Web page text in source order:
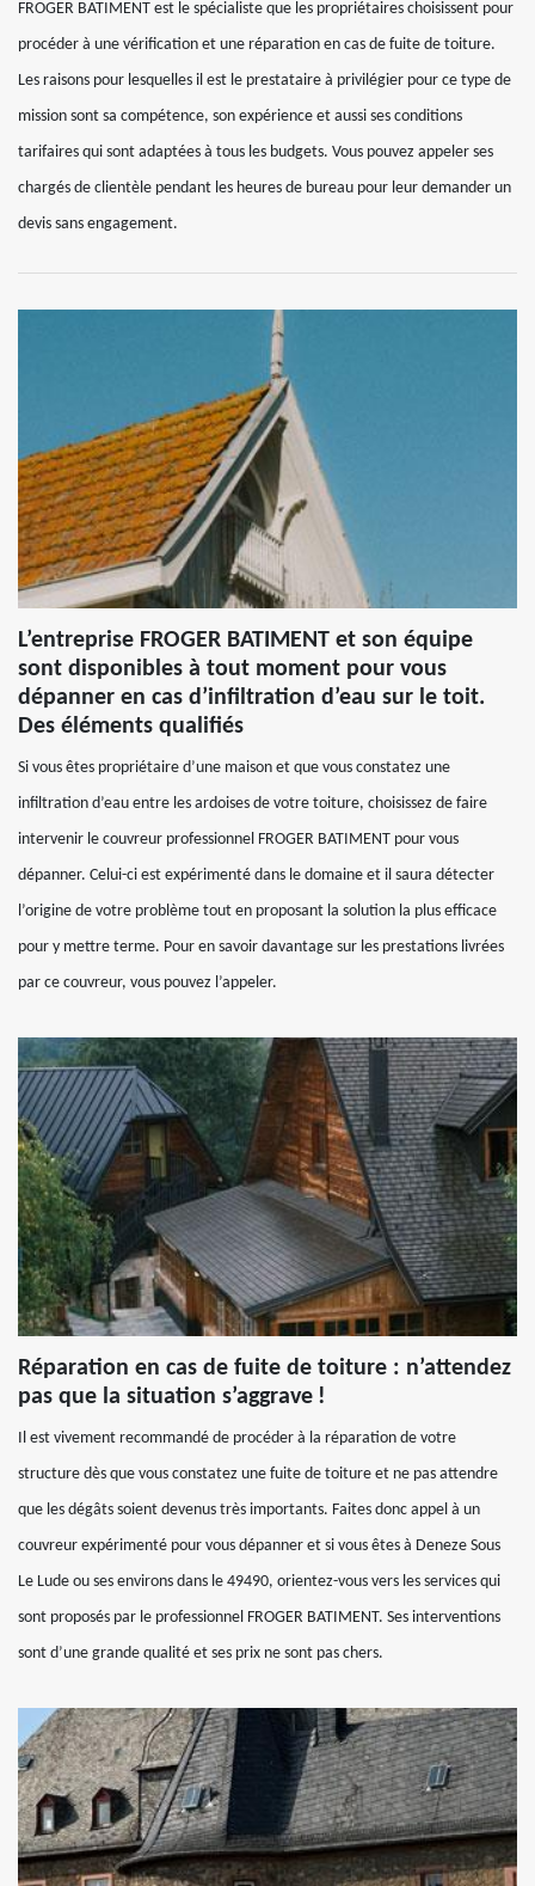
FROGER BATIMENT est le spécialiste que les propriétaires choisissent pour
procéder à une vérification et une réparation en cas de fuite de toiture.
Les raisons pour lesquelles il est le prestataire à privilégier pour ce type de
mission sont sa compétence, son expérience et aussi ses conditions
tarifaires qui sont adaptées à tous les budgets. Vous pouvez appeler ses
chargés de clientèle pendant les heures de bureau pour leur demander un
devis sans engagement.
L’entreprise FROGER BATIMENT et son équipe
sont disponibles à tout moment pour vous
dépanner en cas d’infiltration d’eau sur le toit.
Des éléments qualifiés
Si vous êtes propriétaire d’une maison et que vous constatez une
infiltration d’eau entre les ardoises de votre toiture, choisissez de faire
intervenir le couvreur professionnel FROGER BATIMENT pour vous
dépanner. Celui-ci est expérimenté dans le domaine et il saura détecter
l’origine de votre problème tout en proposant la solution la plus efficace
pour y mettre terme. Pour en savoir davantage sur les prestations livrées
par ce couvreur, vous pouvez l’appeler.
Réparation en cas de fuite de toiture : n’attendez
pas que la situation s’aggrave !
Il est vivement recommandé de procéder à la réparation de votre
structure dès que vous constatez une fuite de toiture et ne pas attendre
que les dégâts soient devenus très importants. Faites donc appel à un
couvreur expérimenté pour vous dépanner et si vous êtes à Deneze Sous
Le Lude ou ses environs dans le 49490, orientez-vous vers les services qui
sont proposés par le professionnel FROGER BATIMENT. Ses interventions
sont d’une grande qualité et ses prix ne sont pas chers.